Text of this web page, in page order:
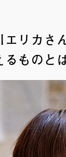
エリカさ
ものと